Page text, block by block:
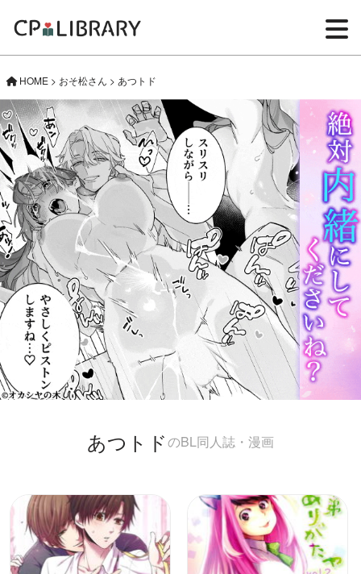
HOME > おそ松さん > あつトド
あつトドのBL同人誌・漫画